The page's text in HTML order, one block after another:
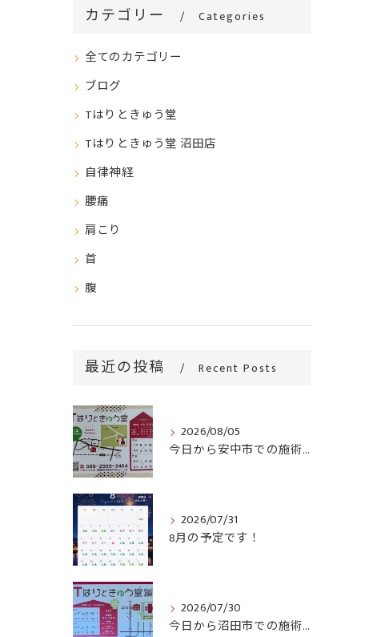
カテゴリー Categories
全てのカテゴリー
ブログ
Tはりときゅう堂
Tはりときゅう堂 沼田店
自律神経
腰痛
肩こり
首
腹
最近の投稿 Recent Posts
2026/08/05
今日から安中市での施術がスタートです！
2026/07/31
8月の予定です！
2026/07/30
今日から沼田市での施術がスタートです！